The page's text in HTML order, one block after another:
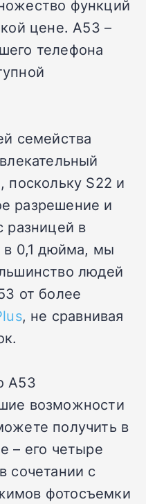
функций
цене. A53 –
телефона
семейства
S22 и
разрешение и
разницей в
в 0,1 дюйма, мы
людей
от более
, не сравнивая
A53
возможности
получить в
– его четыре
сочетании с
фотосъемки